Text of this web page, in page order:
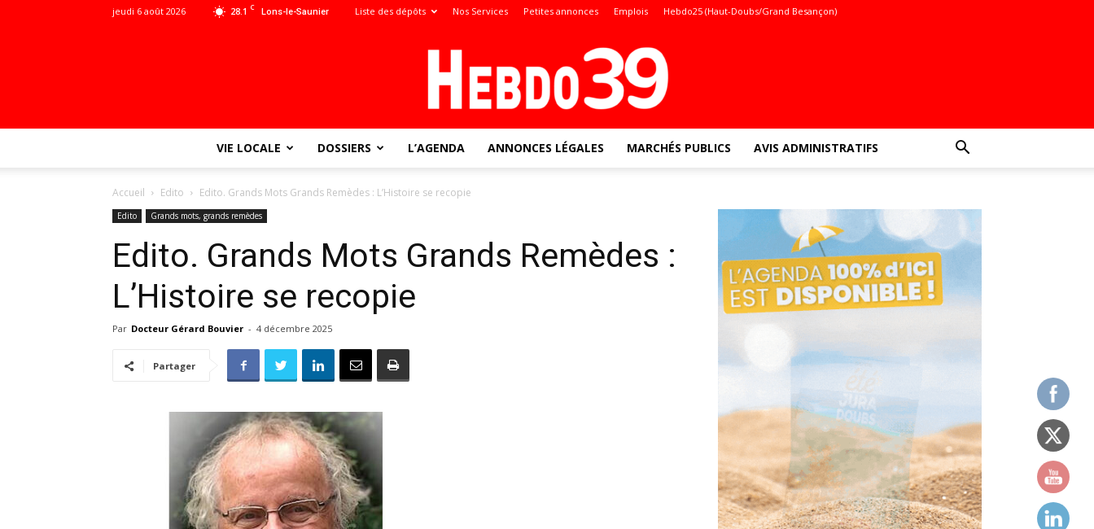
28.1 C Lons-le-Saunier
jeudi 6 août 2026 Liste des dépôts Nos Services Petites annonces Emplois Hebdo25 (Haut-Doubs/Grand Besançon)
VIE LOCALE DOSSIERS L’AGENDA ANNONCES LÉGALES MARCHÉS PUBLICS AVIS ADMINISTRATIFS
Accueil Edito Edito. Grands Mots Grands Remèdes : L’Histoire se recopie
Edito Grands mots, grands remèdes
Edito. Grands Mots Grands Remèdes :
L’Histoire se recopie
Par Docteur Gérard Bouvier - 4 décembre 2025
Partager